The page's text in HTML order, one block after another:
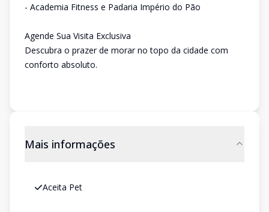
- Academia Fitness e Padaria Império do Pão
Agende Sua Visita Exclusiva
Descubra o prazer de morar no topo da cidade com
conforto absoluto.
Mais informações
Aceita Pet